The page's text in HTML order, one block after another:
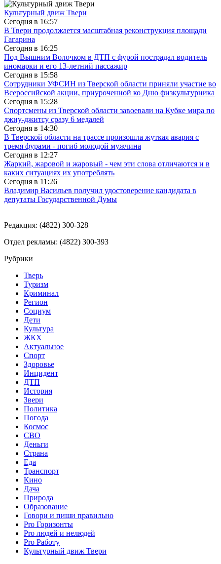
Культурный движ Твери
Сегодня в 16:57
В Твери продолжается масштабная реконструкция площади
Гагарина
Сегодня в 16:25
Под Вышним Волочком в ДТП с фурой пострадал водитель
иномарки и его 13-летний пассажир
Сегодня в 15:58
Сотрудники УФСИН из Тверской области приняли участие во
Всероссийской акции, приуроченной ко Дню физкультурника
Сегодня в 15:28
Спортсмены из Тверской области завоевали на Кубке мира по
джиу-джитсу сразу 6 медалей
Сегодня в 14:30
В Тверской области на трассе произошла жуткая авария с
тремя фурами - погиб молодой мужчина
Сегодня в 12:27
Жаркий, жаровой и жаровый - чем эти слова отличаются и в
каких ситуациях их употреблять
Сегодня в 11:26
Владимир Васильев получил удостоверение кандидата в
депутаты Государственной Думы
Редакция: (4822) 300-328
Отдел рекламы: (4822) 300-393
Рубрики
Тверь
Туризм
Криминал
Регион
Социум
Дети
Культура
ЖКХ
Актуальное
Спорт
Здоровье
Инцидент
ДТП
История
Звери
Политика
Погода
Космос
СВО
Деньги
Страна
Еда
Транспорт
Кино
Дача
Природа
Образование
Говори и пиши правильно
Pro Горизонты
Pro людей и нелюдей
Pro Работу
Культурный движ Твери